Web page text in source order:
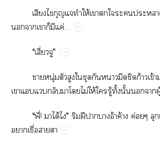
​​​​ให้​
​​​​​ค่…
“​ี่​”
​ุ่​​​​​​​​​ก้​ข้
​​​​​​ไม่ให้​​ู้​ั้​ั้​​​ู้​
“​ี่!​​ได้​”​​ฝี​​​อ้​ค้​ค่
​ื่​​